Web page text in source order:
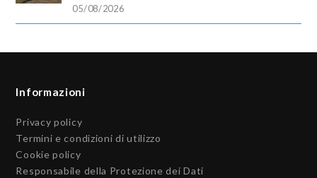
05/08/2026
Informazioni
Privacy policy
Termini e condizioni di utilizzo
Cookie policy
Responsabile della Protezione dei Dati